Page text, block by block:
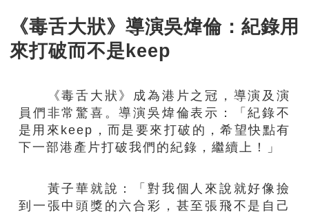
《毒舌大狀》導演吳煒倫：紀錄用
來打破而不是keep
《毒舌大狀》成為港片之冠，導演及演
員們非常驚喜。導演吳煒倫表示：「紀錄不
是用來keep，而是要來打破的，希望快點有
下一部港產片打破我們的紀錄，繼續上！」
黃子華就說：「對我個人來說就好像撿
到一張中頭獎的六合彩，甚至張飛不是自己